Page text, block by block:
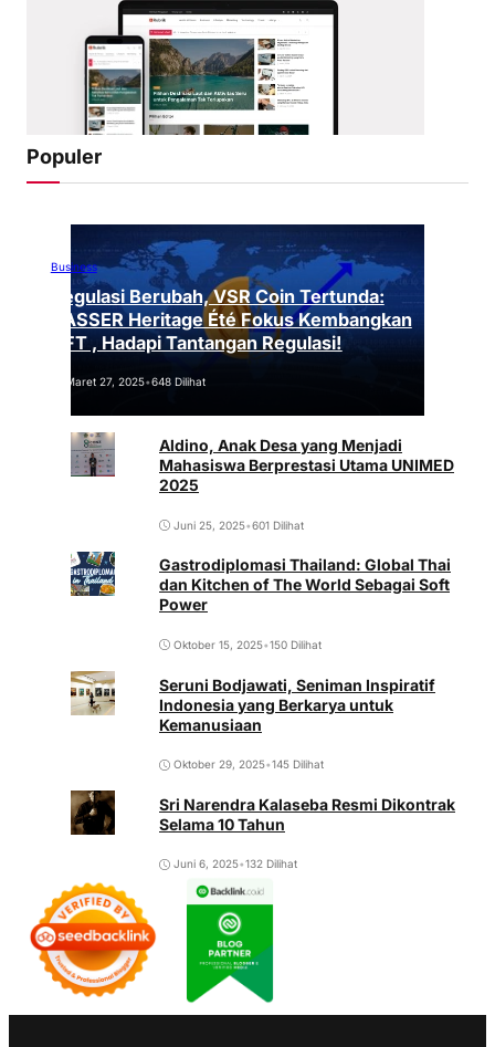
Populer
Business
Regulasi Berubah, VSR Coin Tertunda:
VASSER Heritage Été Fokus Kembangkan
NFT , Hadapi Tantangan Regulasi!
Maret 27, 2025•648 Dilihat
Aldino, Anak Desa yang Menjadi
Mahasiswa Berprestasi Utama UNIMED
2025
Juni 25, 2025•601 Dilihat
Gastrodiplomasi Thailand: Global Thai
dan Kitchen of The World Sebagai Soft
Power
Oktober 15, 2025•150 Dilihat
Seruni Bodjawati, Seniman Inspiratif
Indonesia yang Berkarya untuk
Kemanusiaan
Oktober 29, 2025•145 Dilihat
Sri Narendra Kalaseba Resmi Dikontrak
Selama 10 Tahun
Juni 6, 2025•132 Dilihat